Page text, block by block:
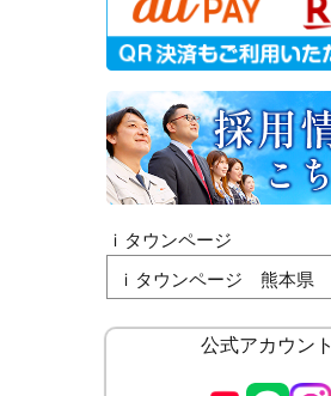
ｉタウンページ
ｉタウンページ 熊本県
公式アカウント